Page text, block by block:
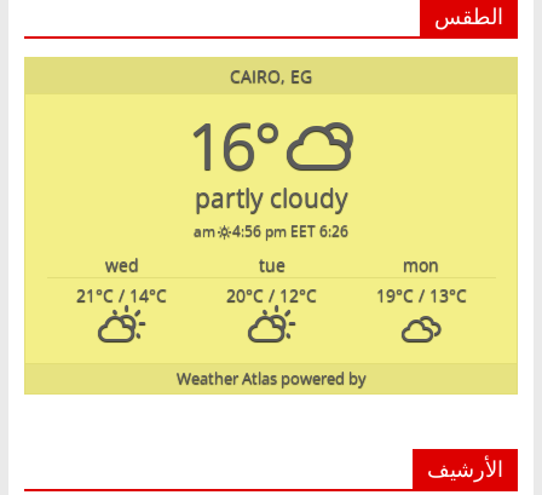
الطقس
CAIRO, EG
16°
partly cloudy
6:26 am
4:56 pm EET
mon
tue
wed
19°C/ 13°C
20°C / 12°C
21°C / 14°C
powered by
Weather Atlas
الأرشيف